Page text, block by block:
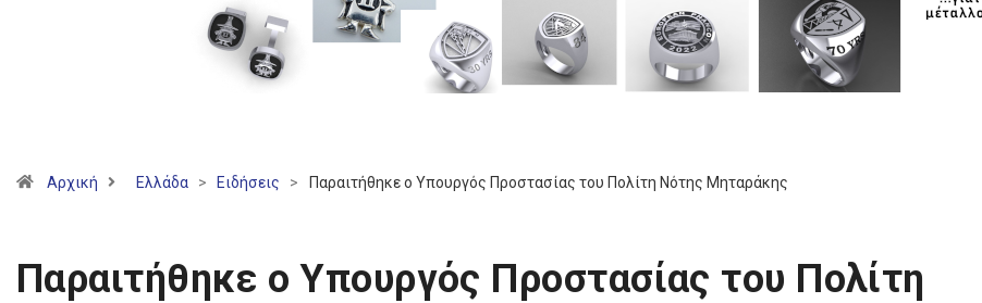
Αρχική Ελλάδα > Ειδήσεις > Παραιτήθηκε ο Υπουργός Προστασίας του Πολίτη Νότης Μηταράκης
Παραιτήθηκε ο Υπουργός Προστασίας του Πολίτη